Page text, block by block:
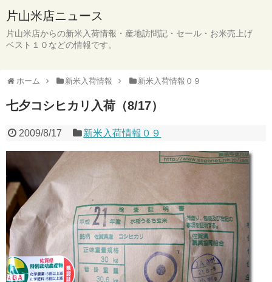
片山米店ニュース
片山米店からの新米入荷情報・産地訪問記・セール・お米売上げ
ベスト１０などの情報です。
ホーム 新米入荷情報 新米入荷情報０９
七夕コシヒカリ入荷（8/17）
2009/8/17 新米入荷情報０９